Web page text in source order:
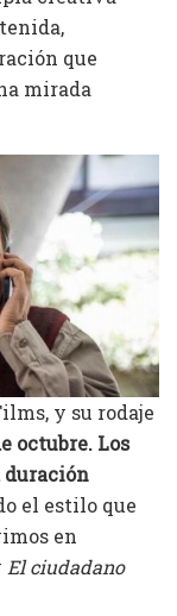
que
mirada
y su rodaje
octubre. Los
duración
el estilo que
en
El ciudadano